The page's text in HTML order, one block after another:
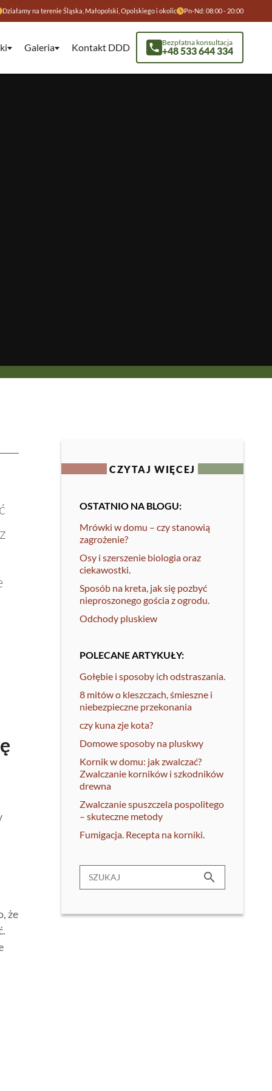
Działamy na terenie Śląska, Małopolski, Opolskiego i okolic Pn-Nd: 08:00 - 20:00
Galeria Kontakt DDD Bezpłatna konsultacja
+48 533 644 334
że
CZYTAJ WIĘCEJ
OSTATNIO NA BLOGU:
Mrówki w domu – czy stanowią
zagrożenie?
Osy i szerszenie biologia oraz
ciekawostki.
Sposób na kreta, jak się pozbyć
nieproszonego gościa z ogrodu.
Odchody pluskiew
POLECANE ARTYKUŁY:
Gołębie i sposoby ich odstraszania.
8 mitów o kleszczach, śmieszne i
niebezpieczne przekonania
czy kuna zje kota?
Domowe sposoby na pluskwy
Kornik w domu: jak zwalczać?
Zwalczanie korników i szkodników
drewna
Zwalczanie spuszczela pospolitego
– skuteczne metody
Fumigacja. Recepta na korniki.
search